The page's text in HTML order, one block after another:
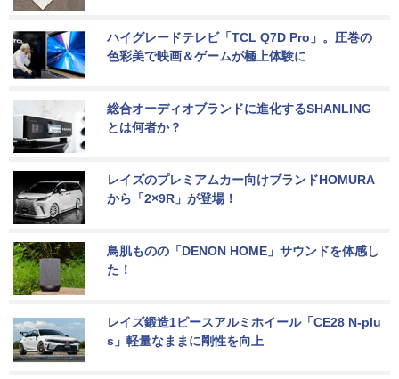
ハイグレードテレビ「TCL Q7D Pro」。圧巻の
色彩美で映画＆ゲームが極上体験に
総合オーディオブランドに進化するSHANLING
とは何者か？
レイズのプレミアムカー向けブランドHOMURA
から「2×9R」が登場！
鳥肌ものの「DENON HOME」サウンドを体感し
た！
レイズ鍛造1ピースアルミホイール「CE28 N-plu
s」軽量なままに剛性を向上